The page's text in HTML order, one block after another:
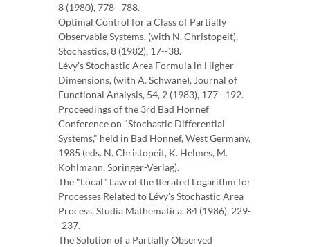
8 (1980), 778--788.
Optimal Control for a Class of Partially
Observable Systems, (with N. Christopeit),
Stochastics, 8 (1982), 17--38.
Lévy's Stochastic Area Formula in Higher
Dimensions, (with A. Schwane), Journal of
Functional Analysis, 54, 2 (1983), 177--192.
Proceedings of the 3rd Bad Honnef
Conference on "Stochastic Differential
Systems," held in Bad Honnef, West Germany,
1985 (eds. N. Christopeit, K. Helmes, M.
Kohlmann, Springer-Verlag).
The "Local" Law of the Iterated Logarithm for
Processes Related to Lévy's Stochastic Area
Process, Studia Mathematica, 84 (1986), 229-
-237.
The Solution of a Partially Observed